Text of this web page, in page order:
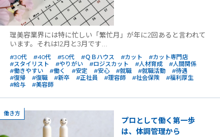
理美容業界には特に忙しい「繁忙月」が年に2回あると言われて
います。それは12月と3月です...
#30代 #40代 #50代 #ＱＢハウス #カット
#カット専門店
#スタイリスト
#やりがい #ロジスカット #人材育成
#人間関係
#働きやすい
#働く #安定 #安心 #就職 #就職活動
#待遇
#復帰
#復職 #新卒 #正社員 #理容師 #社会保険
#福利厚生
#給与
#美容師
働き方
プロとして働く第一歩
は、体調管理から